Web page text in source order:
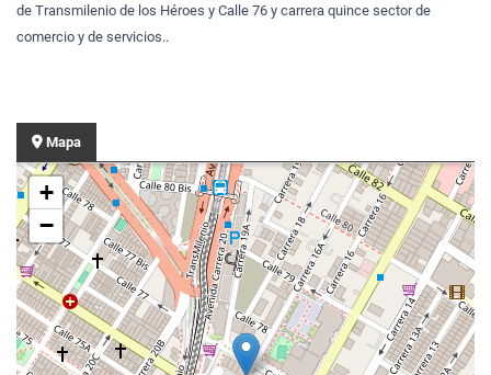
de Transmilenio de los Héroes y Calle 76 y carrera quince sector de
comercio y de servicios..
Mapa
+
−